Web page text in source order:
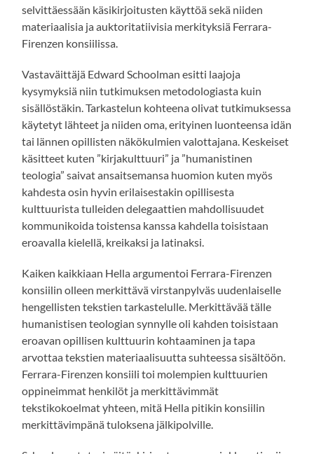
selvittäessään käsikirjoitusten käyttöä sekä niiden
materiaalisia ja auktoritatiivisia merkityksiä Ferrara-
Firenzen konsiilissa.
Vastaväittäjä Edward Schoolman esitti laajoja
kysymyksiä niin tutkimuksen metodologiasta kuin
sisällöstäkin. Tarkastelun kohteena olivat tutkimuksessa
käytetyt lähteet ja niiden oma, erityinen luonteensa idän
tai lännen opillisten näkökulmien valottajana. Keskeiset
käsitteet kuten ”kirjakulttuuri” ja ”humanistinen
teologia” saivat ansaitsemansa huomion kuten myös
kahdesta osin hyvin erilaisestakin opillisesta
kulttuurista tulleiden delegaattien mahdollisuudet
kommunikoida toistensa kanssa kahdella toisistaan
eroavalla kielellä, kreikaksi ja latinaksi.
Kaiken kaikkiaan Hella argumentoi Ferrara-Firenzen
konsiilin olleen merkittävä virstanpylväs uudenlaiselle
hengellisten tekstien tarkastelulle. Merkittävää tälle
humanistisen teologian synnylle oli kahden toisistaan
eroavan opillisen kulttuurin kohtaaminen ja tapa
arvottaa tekstien materiaalisuutta suhteessa sisältöön.
Ferrara-Firenzen konsiili toi molempien kulttuurien
oppineimmat henkilöt ja merkittävimmät
tekstikokoelmat yhteen, mitä Hella pitikin konsiilin
merkittävimpänä tuloksena jälkipolville.